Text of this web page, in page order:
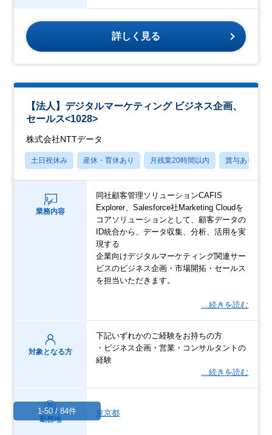
詳しく見る
【法人】デジタルマーケティング ビジネス企画、
セールス<1028>
株式会社NTTデータ
土日祝休み 産休・育休あり 月残業20時間以内 賞与あり
業務内容
同社顧客管理ソリューションCAFIS
Explorer、Salesforce社Marketing Cloudを
コアソリューションとして、顧客データの
ID統合から、データ収集、分析、活用を実
現する
企業向けデジタルマーケティング関連サー
ビスのビジネス企画・市場開拓・セールス
を担当いただきます。
…続きを読む
対象となる方
下記いずれかのご経験をお持ちの方
・ビジネス企画・営業・コンサルタントの
経験
…続きを読む
勤務地
東京都
1-50 / 84件